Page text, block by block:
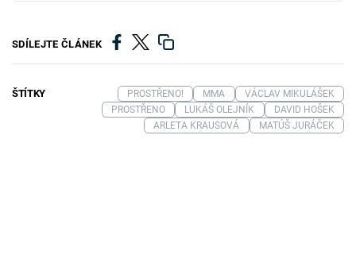
SDÍLEJTE ČLÁNEK
ŠTÍTKY PROSTŘENO! MMA
VÁCLAV MIKULÁŠEK
PROSTŘENO
LUKÁŠ OLEJNÍK
DAVID HOŠEK
ARLETA KRAUSOVÁ
MATÚŠ JURÁČEK